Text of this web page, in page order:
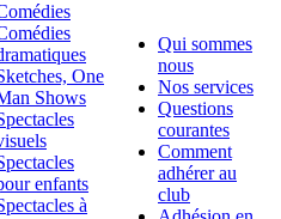
One
Shows
enfants
à
Qui sommes
nous
Nos services
Questions
courantes
Comment
adhérer au
club